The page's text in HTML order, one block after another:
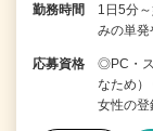
勤務時間
1日5分
みの単発
応募資格
◎PC・
なため
女性の